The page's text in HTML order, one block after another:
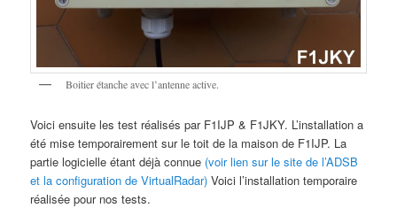
Boitier étanche avec l’antenne active.
Voici ensuite les test réalisés par F1IJP & F1JKY. L’installation a
été mise temporairement sur le toit de la maison de F1IJP. La
partie logicielle étant déjà connue (voir lien sur le site de l’ADSB
et la configuration de VirtualRadar) Voici l’installation temporaire
réalisée pour nos tests.